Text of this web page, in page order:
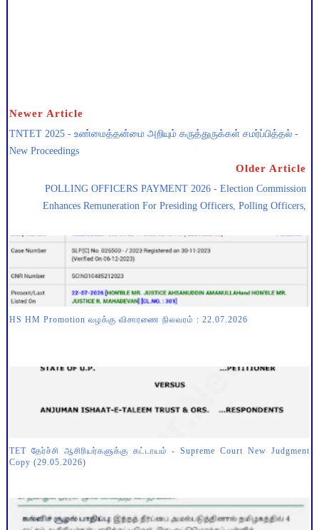
Newer Article
TNTET 2025 - உண்மைத்தன்மை அறியும் கருத்துருக்கள் சமர்ப்பித்தல் -
New Proceedings
Older Article
POLLING OFFICERS PAYMENT 2026 - Election Commission
Enhances Remuneration For Presiding Officers, Polling Officers,
HS HM Promotion வழக்கு விசாரணை நிலவரம் : 22.07.2026
TET தேர்ச்சி ஆசிரியர்களுக்கு கட்டாயம் - Supreme Court New Judgment
Copy (29.05.2026)